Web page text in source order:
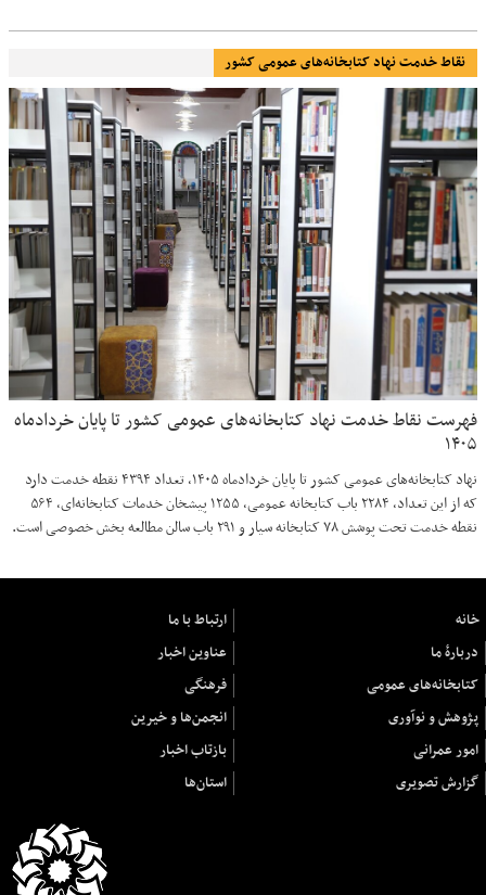
نقاط خدمت نهاد کتابخانه‌های عمومی کشور
فهرست نقاط خدمت نهاد کتابخانه‌های عمومی کشور تا پایان خردادماه
۱۴۰۵
نهاد کتابخانه‌های عمومی کشور تا پایان خردادماه ۱۴۰۵، تعداد ۴۳۹۴ نقطه خدمت دارد
که از این تعداد، ۲۲۸۴ باب کتابخانه عمومی، ۱۲۵۵ پیشخان خدمات کتابخانه‌ای، ۵۶۴
نقطه خدمت تحت پوشش ۷۸ کتابخانه سیار و ۲۹۱ باب سالن مطالعه بخش خصوصی است.
خانه
ارتباط با ما
دربارهٔ ما
عناوین اخبار
کتابخانه‌های عمومی
فرهنگی
پژوهش و نوآوری
انجمن‌ها و خیرین
امور عمرانی
بازتاب اخبار
گزارش تصویری
استان‌ها